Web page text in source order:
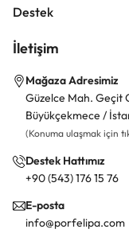
Destek
İletişim
Mağaza Adresimiz
Güzelce Mah. Geçit
Büyükçekmece /
(Konuma ulaşmak için
Destek Hattımız
+90 (543) 176 15 76
E-posta
info@porfelipa.com